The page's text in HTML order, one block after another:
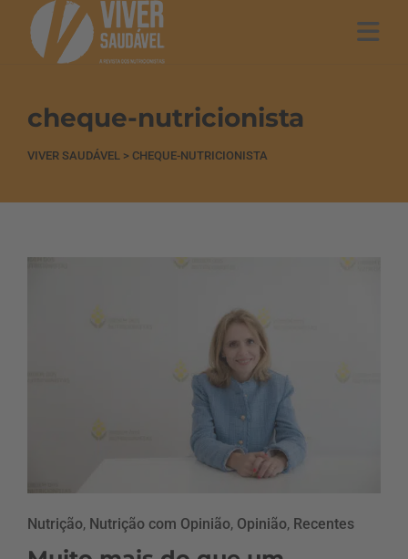
cheque-nutricionista
VIVER SAUDÁVEL > CHEQUE-NUTRICIONISTA
Nutrição, Nutrição com Opinião, Opinião, Recentes